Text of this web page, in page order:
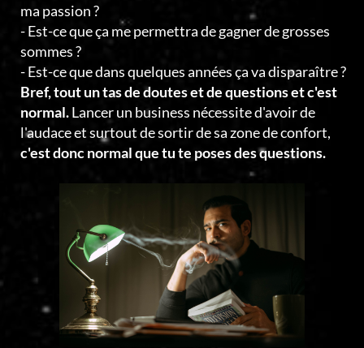
ma passion ?
- Est-ce que ça me permettra de gagner de grosses
sommes ?
- Est-ce que dans quelques années ça va disparaître ?
Bref, tout un tas de doutes et de questions et c'est
normal.Lancer un business nécessite d'avoir de
l'audace et surtout de sortir de sa zone de confort,
c'est donc normal que tu te poses des questions.